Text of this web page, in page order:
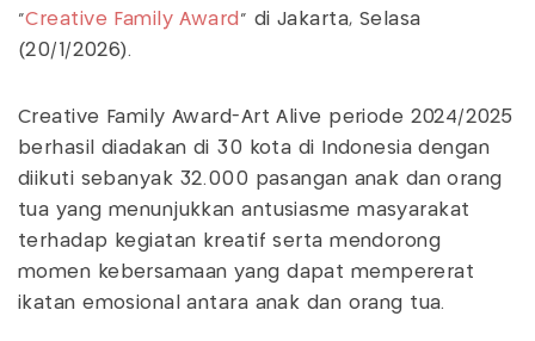
“Creative Family Award ” di Jakarta, Selasa
(20/1/2026).
Creative Family Award-Art Alive periode 2024/2025
berhasil diadakan di 30 kota di Indonesia dengan
diikuti sebanyak 32.000 pasangan anak dan orang
tua yang menunjukkan antusiasme masyarakat
terhadap kegiatan kreatif serta mendorong
momen kebersamaan yang dapat mempererat
ikatan emosional antara anak dan orang tua.